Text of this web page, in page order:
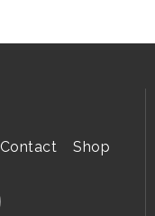
Contact Shop